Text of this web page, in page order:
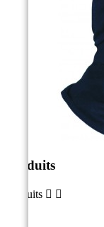
Produits
Produits  